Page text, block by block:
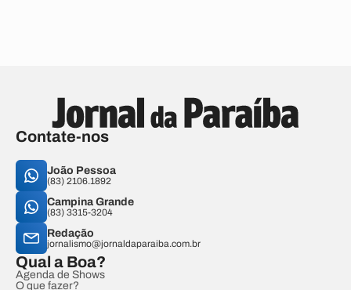
Contate-nos
João Pessoa
(83) 2106.1892
Campina Grande
(83) 3315-3204
Redação
jornalismo@jornaldaparaiba.com.br
Qual a Boa?
Agenda de Shows
O que fazer?